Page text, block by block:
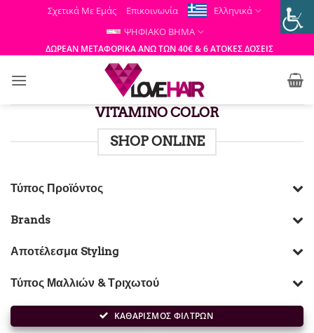
Μετάβαση
περιεχόμενο
Σχετικά Με Εμάς Επικοινωνία
Ελληνικά
ΨΗΦΙΑΚΟ ΒΗΜΑ
ΔΩΡΕΑΝ ΜΕΤΑΦΟΡΙΚΑ ΑΝΩ ΤΩΝ 40€ & 6 ΑΤΟΚΕΣ ΔΟΣΕΙΣ
VITAMINO COLOR
SHOP ONLINE
Τύπος Προϊόντος
Brands
Αποτέλεσμα Styling
Τύπος Μαλλιών & Τριχωτού
ΚΑΘΑΡΙΣΜΟΣ ΦΙΛΤΡΩΝ